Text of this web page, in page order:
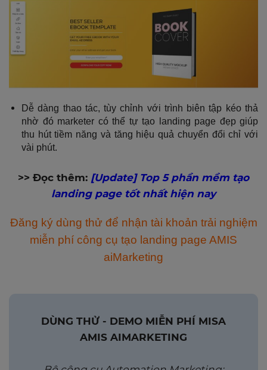
Dễ dàng thao tác, tùy chỉnh với trình biên tập kéo thả
nhờ đó marketer có thể tự tạo landing page đẹp giúp
thu hút tiềm năng và tăng hiệu quả chuyển đổi chỉ với
vài phút.
>> Đọc thêm: [Update] Top 5 phần mềm tạo
landing page tốt nhất hiện nay
Đăng ký dùng thử để nhận tài khoản trải nghiệm
miễn phí công cụ tạo landing page AMIS
aiMarketing
DÙNG THỬ - DEMO MIỄN PHÍ MISA
AMIS AIMARKETING